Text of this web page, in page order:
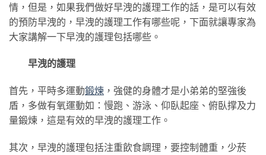
情，但是，如果我們做好早洩的護理工作的話，是可以有效
的預防早洩的，早洩的護理工作有哪些呢，下面就讓專家為
大家講解一下早洩的護理包括哪些。
早洩的護理
首先，平時多運動鍛煉 ，強健的身體才是小弟弟的堅強後
盾，多做有氧運動如：慢跑、游泳、仰臥起座、俯臥撑及力
量鍛煉，這是有效的早洩的護理工作。
其次，早洩的護理包括注重飲食調理，要控制體重，少菸